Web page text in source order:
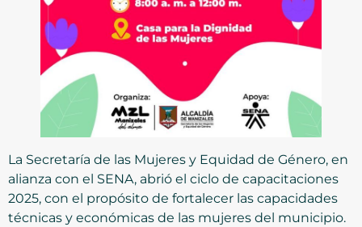
La Secretaría de las Mujeres y Equidad de Género, en
alianza con el SENA, abrió el ciclo de capacitaciones
2025, con el propósito de fortalecer las capacidades
técnicas y económicas de las mujeres del municipio.